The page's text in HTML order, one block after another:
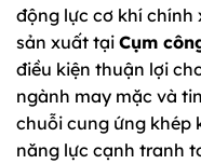
động lực cơ khí chính
sản xuất tại Cụm
điều kiện thuận lợi
ngành may mặc và
chuỗi cung ứng khép
năng lực cạnh tranh